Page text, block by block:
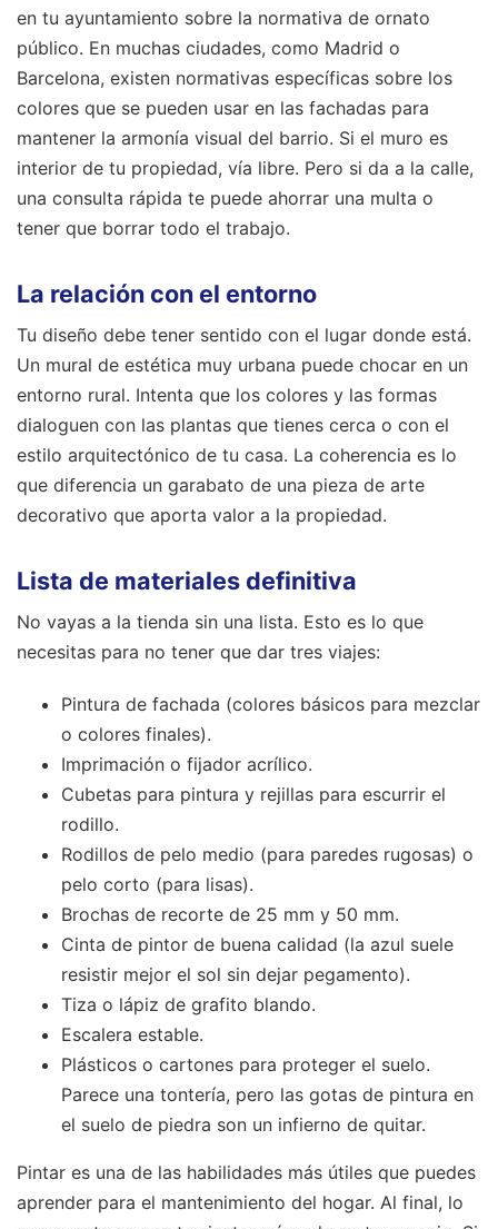
en tu ayuntamiento sobre la normativa de ornato
público. En muchas ciudades, como Madrid o
Barcelona, existen normativas específicas sobre los
colores que se pueden usar en las fachadas para
mantener la armonía visual del barrio. Si el muro es
interior de tu propiedad, vía libre. Pero si da a la calle,
una consulta rápida te puede ahorrar una multa o
tener que borrar todo el trabajo.
La relación con el entorno
Tu diseño debe tener sentido con el lugar donde está.
Un mural de estética muy urbana puede chocar en un
entorno rural. Intenta que los colores y las formas
dialoguen con las plantas que tienes cerca o con el
estilo arquitectónico de tu casa. La coherencia es lo
que diferencia un garabato de una pieza de arte
decorativo que aporta valor a la propiedad.
Lista de materiales definitiva
No vayas a la tienda sin una lista. Esto es lo que
necesitas para no tener que dar tres viajes:
Pintura de fachada (colores básicos para mezclar
o colores finales).
Imprimación o fijador acrílico.
Cubetas para pintura y rejillas para escurrir el
rodillo.
Rodillos de pelo medio (para paredes rugosas) o
pelo corto (para lisas).
Brochas de recorte de 25 mm y 50 mm.
Cinta de pintor de buena calidad (la azul suele
resistir mejor el sol sin dejar pegamento).
Tiza o lápiz de grafito blando.
Escalera estable.
Plásticos o cartones para proteger el suelo.
Parece una tontería, pero las gotas de pintura en
el suelo de piedra son un infierno de quitar.
Pintar es una de las habilidades más útiles que puedes
aprender para el mantenimiento del hogar. Al final, lo